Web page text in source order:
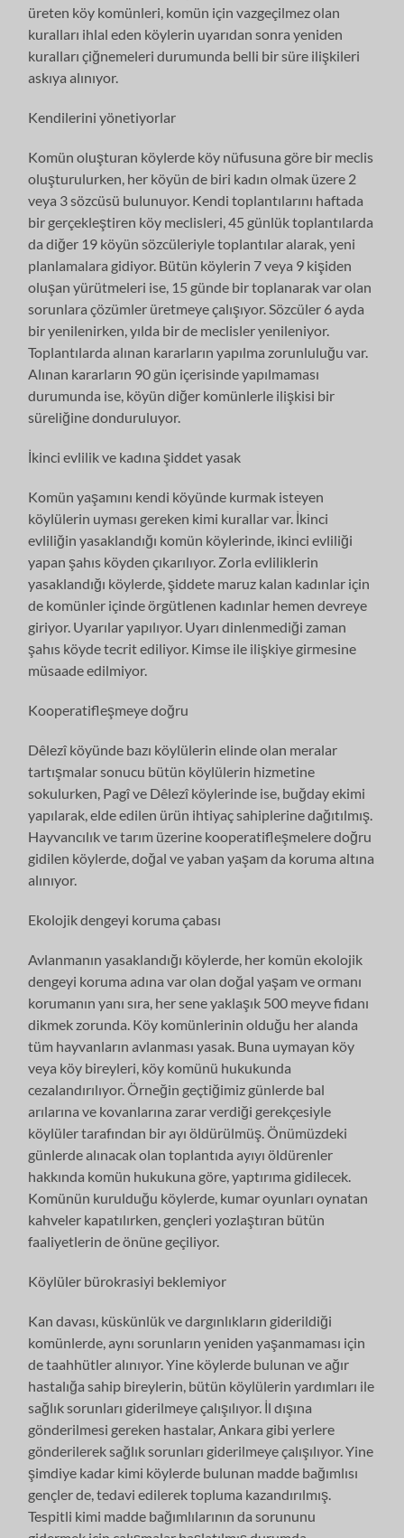
üreten köy komünleri, komün için vazgeçilmez olan
kuralları ihlal eden köylerin uyarıdan sonra yeniden
kuralları çiğnemeleri durumunda belli bir süre ilişkileri
askıya alınıyor.
Kendilerini yönetiyorlar
Komün oluşturan köylerde köy nüfusuna göre bir meclis
oluşturulurken, her köyün de biri kadın olmak üzere 2
veya 3 sözcüsü bulunuyor. Kendi toplantılarını haftada
bir gerçekleştiren köy meclisleri, 45 günlük toplantılarda
da diğer 19 köyün sözcüleriyle toplantılar alarak, yeni
planlamalara gidiyor. Bütün köylerin 7 veya 9 kişiden
oluşan yürütmeleri ise, 15 günde bir toplanarak var olan
sorunlara çözümler üretmeye çalışıyor. Sözcüler 6 ayda
bir yenilenirken, yılda bir de meclisler yenileniyor.
Toplantılarda alınan kararların yapılma zorunluluğu var.
Alınan kararların 90 gün içerisinde yapılmaması
durumunda ise, köyün diğer komünlerle ilişkisi bir
süreliğine donduruluyor.
İkinci evlilik ve kadına şiddet yasak
Komün yaşamını kendi köyünde kurmak isteyen
köylülerin uyması gereken kimi kurallar var. İkinci
evliliğin yasaklandığı komün köylerinde, ikinci evliliği
yapan şahıs köyden çıkarılıyor. Zorla evliliklerin
yasaklandığı köylerde, şiddete maruz kalan kadınlar için
de komünler içinde örgütlenen kadınlar hemen devreye
giriyor. Uyarılar yapılıyor. Uyarı dinlenmediği zaman
şahıs köyde tecrit ediliyor. Kimse ile ilişkiye girmesine
müsaade edilmiyor.
Kooperatifleşmeye doğru
Dêlezî köyünde bazı köylülerin elinde olan meralar
tartışmalar sonucu bütün köylülerin hizmetine
sokulurken, Pagî ve Dêlezî köylerinde ise, buğday ekimi
yapılarak, elde edilen ürün ihtiyaç sahiplerine dağıtılmış.
Hayvancılık ve tarım üzerine kooperatifleşmelere doğru
gidilen köylerde, doğal ve yaban yaşam da koruma altına
alınıyor.
Ekolojik dengeyi koruma çabası
Avlanmanın yasaklandığı köylerde, her komün ekolojik
dengeyi koruma adına var olan doğal yaşam ve ormanı
korumanın yanı sıra, her sene yaklaşık 500 meyve fidanı
dikmek zorunda. Köy komünlerinin olduğu her alanda
tüm hayvanların avlanması yasak. Buna uymayan köy
veya köy bireyleri, köy komünü hukukunda
cezalandırılıyor. Örneğin geçtiğimiz günlerde bal
arılarına ve kovanlarına zarar verdiği gerekçesiyle
köylüler tarafından bir ayı öldürülmüş. Önümüzdeki
günlerde alınacak olan toplantıda ayıyı öldürenler
hakkında komün hukukuna göre, yaptırıma gidilecek.
Komünün kurulduğu köylerde, kumar oyunları oynatan
kahveler kapatılırken, gençleri yozlaştıran bütün
faaliyetlerin de önüne geçiliyor.
Köylüler bürokrasiyi beklemiyor
Kan davası, küskünlük ve dargınlıkların giderildiği
komünlerde, aynı sorunların yeniden yaşanmaması için
de taahhütler alınıyor. Yine köylerde bulunan ve ağır
hastalığa sahip bireylerin, bütün köylülerin yardımları ile
sağlık sorunları giderilmeye çalışılıyor. İl dışına
gönderilmesi gereken hastalar, Ankara gibi yerlere
gönderilerek sağlık sorunları giderilmeye çalışılıyor. Yine
şimdiye kadar kimi köylerde bulunan madde bağımlısı
gençler de, tedavi edilerek topluma kazandırılmış.
Tespitli kimi madde bağımlılarının da sorununu